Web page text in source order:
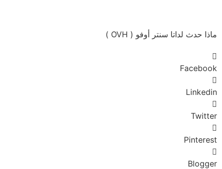
ماذا حدث لداتا سنتر أوفو ( OVH )
Facebook
Linkedin
Twitter
Pinterest
Blogger